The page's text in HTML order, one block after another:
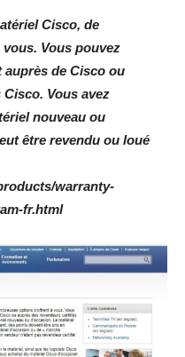
Cisco, de
Vous pouvez
auprès de Cisco ou
Vous avez
nouveau ou
être revendu ou loué
warranty-
fr.html